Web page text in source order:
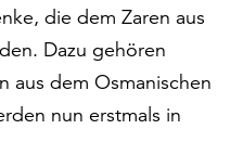
die dem Zaren aus
Dazu gehören
aus dem Osmanischen
nun erstmals in